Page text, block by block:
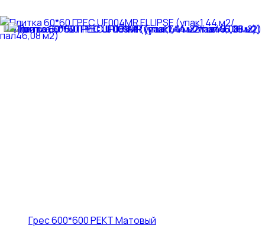
Грес 600*600 РЕКТ Матовый